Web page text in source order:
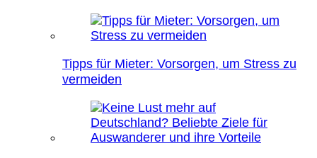
Tipps für Mieter: Vorsorgen, um Stress zu
vermeiden